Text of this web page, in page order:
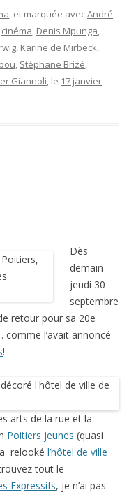
, et marquée avecAndré
cinéma, Denis Mpunga,
, Karine de Mirbeck,
, Stéphane Brizé,
Giannoli, le 17 janvier
Dès
demain
jeudi 30
septembre
retour pour sa 20e
l’avait annoncé
!
arts de la rue et la
Poitiers jeunes (quasi
relooké l’hôtel de ville
tout le
Expressifs, je n’ai pas